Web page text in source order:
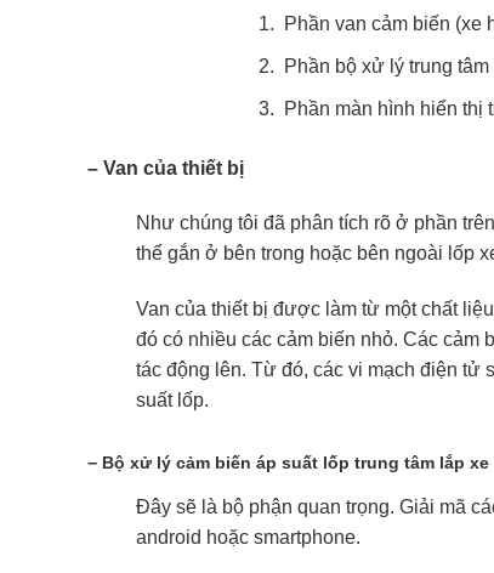
Phần van cảm biến (xe
Phần bộ xử lý trung tâm
Phần màn hình hiển thị
– Van của thiết bị
Như chúng tôi đã phân tích rõ ở phần
thể gắn ở bên trong hoặc bên ngoài lốp
Van của thiết bị được làm từ một chất
đó có nhiều các cảm biến nhỏ. Các cảm
tác động lên. Từ đó, các vi mạch điện tử
suất lốp.
– Bộ xử lý cảm biến áp suất lốp trung tâm lắp xe
Đây sẽ là bộ phận quan trọng. Giải mã
android hoặc smartphone.